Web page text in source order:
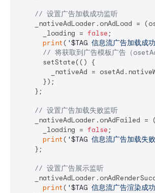
// 设置广告加载成功监听
_nativeAdLoader.onAdLoad =
      _loading =
false ;
print ( '$TAG 信息流广告加载
// 将获取到广告模板广告（
      setState(() {
_nativeAd =
      });
    };
// 设置广告加载失败监听
_nativeAdLoader.onAdFailed =
      _loading =
false ;
print ( '$TAG 信息流广告加载失
    };
// 设置广告展示监听
print ( '$TAG 信息流广告渲染